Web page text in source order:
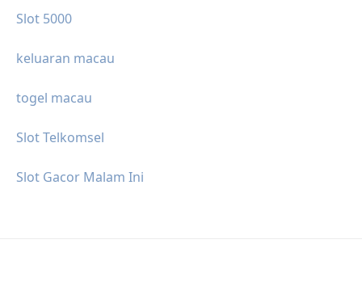
Slot 5000
keluaran macau
togel macau
Slot Telkomsel
Slot Gacor Malam Ini